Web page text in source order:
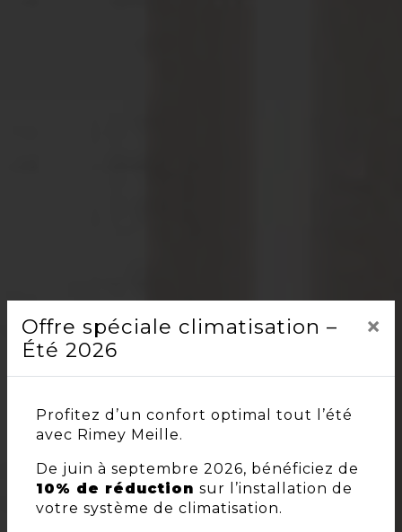
Offre spéciale climatisation –
Été 2026
×
Profitez d’un confort optimal tout l’été
avec Rimey Meille.
De juin à septembre 2026, bénéficiez de
10% de réduction sur l’installation de
votre système de climatisation.